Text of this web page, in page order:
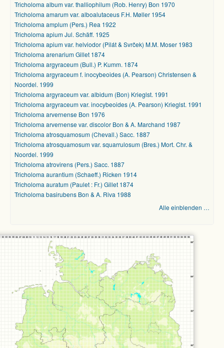
Tricholoma album var. thalliophilum (Rob. Henry) Bon 1970
Tricholoma amarum var. alboalutaceus F.H. Møller 1954
Tricholoma amplum (Pers.) Rea 1922
Tricholoma apium Jul. Schäff. 1925
Tricholoma apium var. helviodor (Pilát & Svrček) M.M. Moser 1983
Tricholoma arenarium Gillet 1874
Tricholoma argyraceum (Bull.) P. Kumm. 1874
Tricholoma argyraceum f. inocybeoides (A. Pearson) Christensen &
Noordel. 1999
Tricholoma argyraceum var. albidum (Bon) Krieglst. 1991
Tricholoma argyraceum var. inocybeoides (A. Pearson) Krieglst. 1991
Tricholoma arvernense Bon 1976
Tricholoma arvernense var. discolor Bon & A. Marchand 1987
Tricholoma atrosquamosum (Chevall.) Sacc. 1887
Tricholoma atrosquamosum var. squarrulosum (Bres.) Mort. Chr. &
Noordel. 1999
Tricholoma atrovirens (Pers.) Sacc. 1887
Tricholoma aurantium (Schaeff.) Ricken 1914
Tricholoma auratum (Paulet : Fr.) Gillet 1874
Tricholoma basirubens Bon & A. Riva 1988
Alle einblenden …